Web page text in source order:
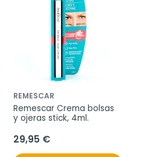
REMESCAR
Remescar Crema bolsas
y ojeras stick, 4ml.
29,95 €